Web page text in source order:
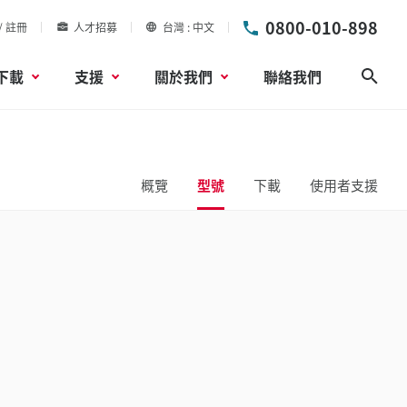
註冊 人才招募 台灣 中文 0800-010-898
載 支援 關於我們 聯絡我們
概覽 型號 下載 使用者支援